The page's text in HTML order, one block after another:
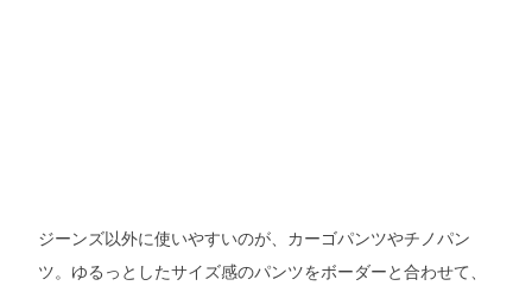
ジーンズ以外に使いやすいのが、カーゴパンツやチノパン
ツ。ゆるっとしたサイズ感のパンツをボーダーと合わせて、